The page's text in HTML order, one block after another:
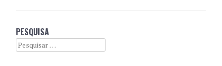
PESQUISA
Search